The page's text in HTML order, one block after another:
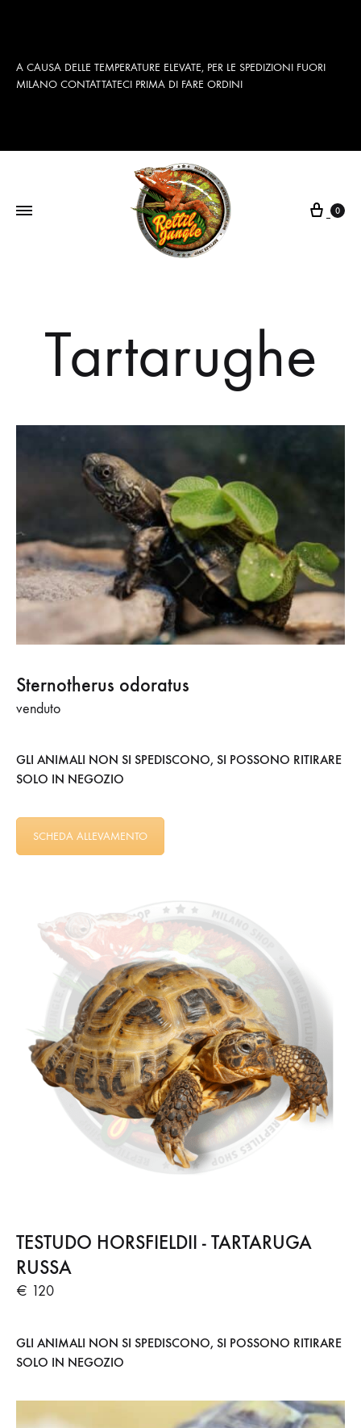
A CAUSA DELLE TEMPERATURE ELEVATE, PER LE SPEDIZIONI FUORI
MILANO CONTATTATECI PRIMA DI FARE ORDINI
Cart
0
Tartarughe
Sternotherus odoratus
venduto
GLI ANIMALI NON SI SPEDISCONO, SI POSSONO RITIRARE
SOLO IN NEGOZIO
SCHEDA ALLEVAMENTO
TESTUDO HORSFIELDII - TARTARUGA
RUSSA
€ 120
GLI ANIMALI NON SI SPEDISCONO, SI POSSONO RITIRARE
SOLO IN NEGOZIO